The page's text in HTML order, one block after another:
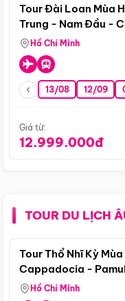
Tour Đài Loan Mùa
Trung - Nam Đầu -
Hồ Chí Minh
13/08 12/09
Giá từ:
12.999.000đ
TOUR DU LỊCH
Tour Thổ Nhĩ Kỳ
Cappadocia -
Hồ Chí Minh